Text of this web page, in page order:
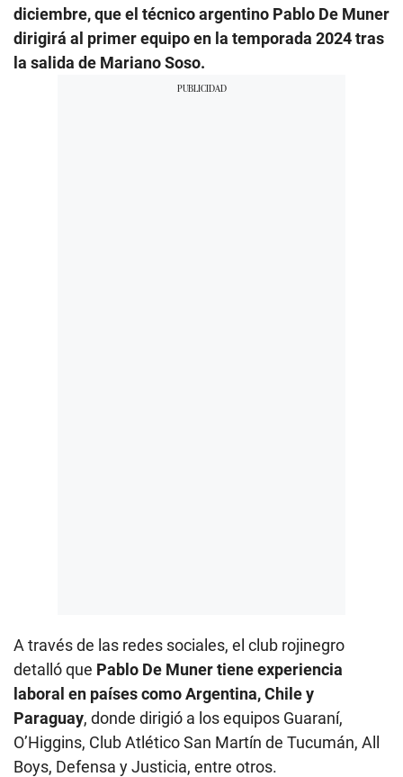
diciembre, que el técnico argentino Pablo De Muner
dirigirá al primer equipo en la temporada 2024 tras
la salida de Mariano Soso.
A través de las redes sociales, el club rojinegro
detalló que Pablo De Muner tiene experiencia
laboral en países como Argentina, Chile y
Paraguay, donde dirigió a los equipos Guaraní,
O’Higgins, Club Atlético San Martín de Tucumán, All
Boys, Defensa y Justicia, entre otros.